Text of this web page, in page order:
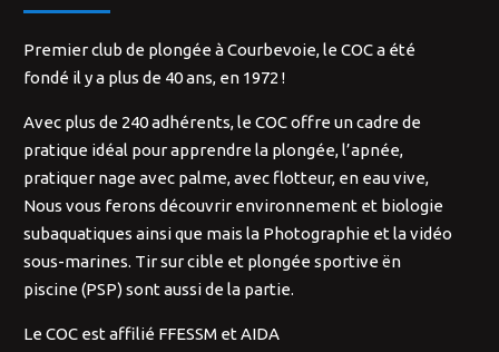
Premier club de plongée à Courbevoie, le COC a été
fondé il y a plus de 40 ans, en 1972 !
Avec plus de 240 adhérents, le COC offre un cadre de
pratique idéal pour apprendre la plongée, l’apnée,
pratiquer nage avec palme, avec flotteur, en eau vive,
Nous vous ferons découvrir environnement et biologie
subaquatiques ainsi que mais la Photographie et la vidéo
sous-marines. Tir sur cible et plongée sportive ën
piscine (PSP) sont aussi de la partie.
Le COC est affilié FFESSM et AIDA